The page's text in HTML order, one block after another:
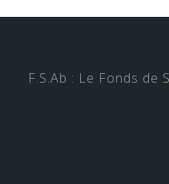
F.S.Ab : Le Fonds de